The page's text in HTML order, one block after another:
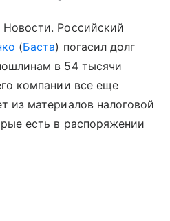
Российский
(Баста) погасил долг
в 54 тысячи
компании все еще
из материалов налоговой
есть в распоряжении